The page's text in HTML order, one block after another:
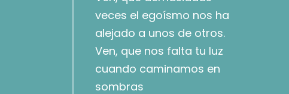
veces el egoísmo nos ha
alejado a unos de otros.
Ven, que nos falta tu luz
cuando caminamos en
sombras